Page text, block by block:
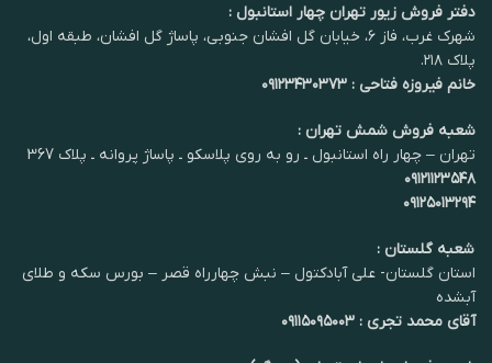
دفتر فروش زیور تهران چهار استانبول :
شهرک غرب، فاز ۶، خیابان گل افشان جنوبی، پاساژ گل افشان، طبقه اول،
پلاک ۲۱۸.
خانم فیروزه فتاحی : ۰۹۱۲۳۴۳۰۳۷۳
شعبه فروش شمش تهران :
تهران – چهار راه استانبول ـ رو به روی پلاسکو ـ پاساژ پروانه ـ پلاک 367
۰۹۱۲۱۱۲۳۵۴۸
۰۹۱۲۵۰۱۳۲۹۴
شعبه گلستان :
استان گلستان- علی آبادکتول – نبش چهارراه قصر – بورس سکه و طلای
آبشده
آقای محمد تجری : ۰۹۱۱۵۰۹۵۰۰۳